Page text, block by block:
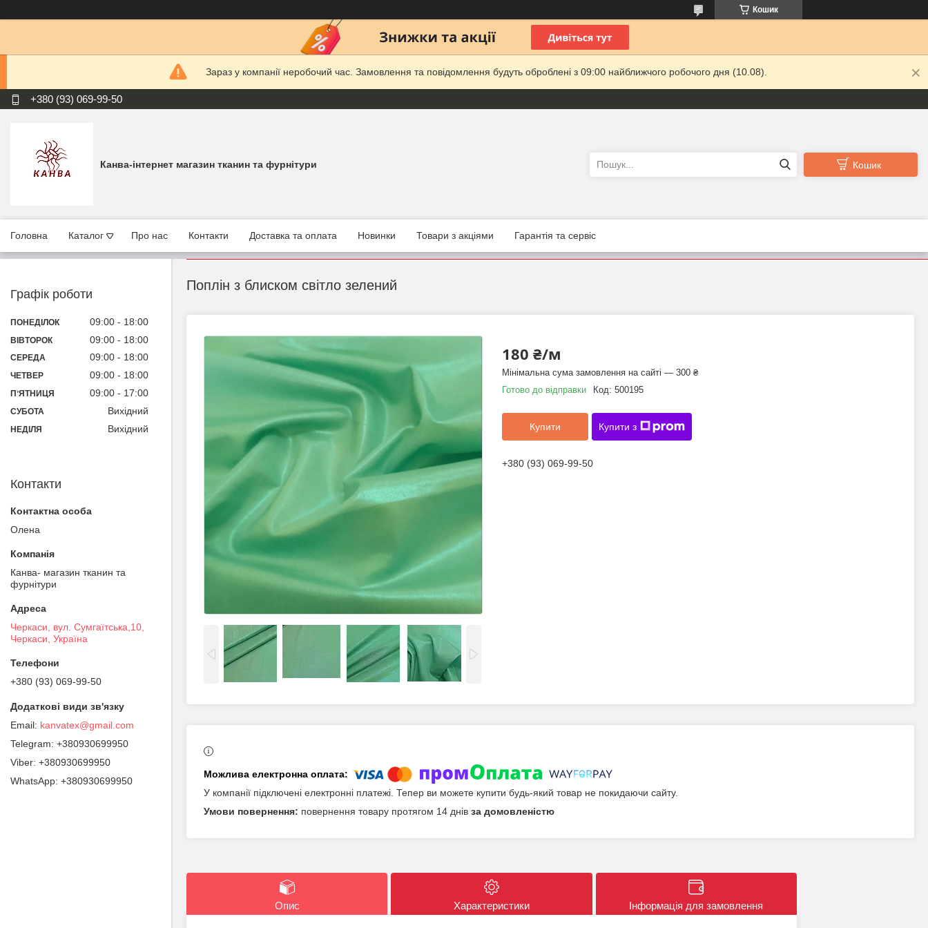
Кошик
Зараз у компанії неробочий час. Замовлення та повідомлення будуть оброблені з 09:00 найближчого робочого дня (10.08).
+380 (93) 069-99-50
Канва-інтернет магазин тканин та фурнітури Кошик
Головна Каталог Про нас Контакти Доставка та оплата Новинки Товари з акціями Гарантія та сервіс
Поплін з блиском світло зелений
180 ₴/м
Мінімальна сума замовлення на сайті — 300 ₴
Готово до відправки
Код: 500195
Купити Купити з
+380 (93) 069-99-50
У компанії підключені електронні платежі. Тепер ви можете купити будь-який товар не покидаючи сайту.
повернення товару протягом 14 днів за домовленістю
Опис Характеристики Інформація для замовлення
Графік роботи
ПОНЕДІЛОК 09:00 18:00
ВІВТОРОК 09:00 18:00
СЕРЕДА 09:00 18:00
ЧЕТВЕР 09:00 18:00
ПʼЯТНИЦЯ 09:00 17:00
СУБОТА Вихідний
НЕДІЛЯ Вихідний
Контакти
Олена
Канва- магазин тканин та
фурнітури
Черкаси, вул. Сумгаїтська,10,
Черкаси, Україна
+380 (93) 069-99-50
kanvatex@gmail.com
+380930699950
+380930699950
+380930699950